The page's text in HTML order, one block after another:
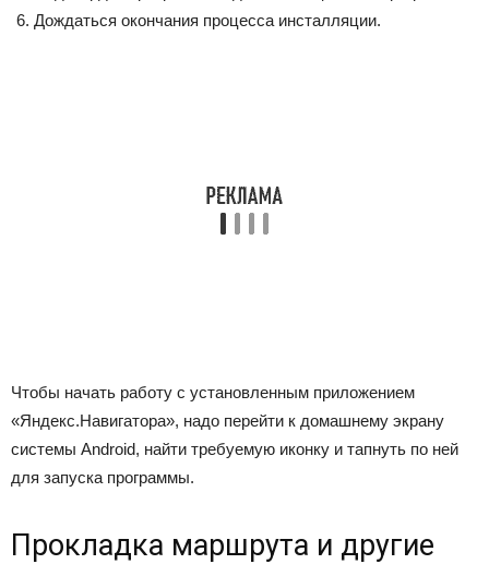
Дождаться окончания процесса инсталляции.
Чтобы начать работу с установленным приложением
«Яндекс.Навигатора», надо перейти к домашнему экрану
системы Android, найти требуемую иконку и тапнуть по ней
для запуска программы.
Прокладка маршрута и другие